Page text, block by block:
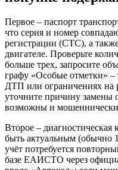
Первое – паспорт
что серия и номер
регистрации (СТС), а
двигателе. Проверьте
больше трех, запросите
графу «Особые отметки» –
ДТП или ограничениях на
уточните причину замены
возможны и
Второе – диагностическая
быть актуальным (обычно
учёт потребуется
базе ЕАИСТО через